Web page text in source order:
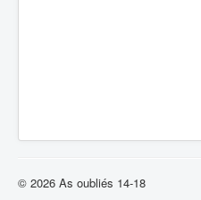
© 2026 As oubliés 14-18